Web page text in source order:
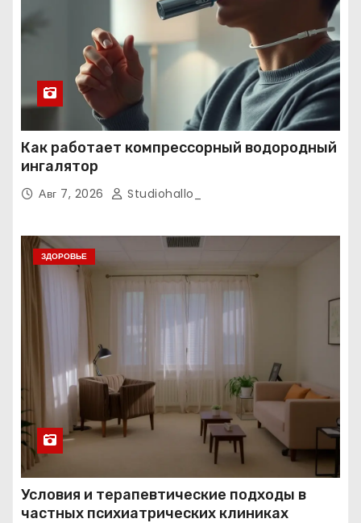
Как работает компрессорный водородный
ингалятор
Авг 7, 2026 Studiohallo_
ЗДОРОВЬЕ
Условия и терапевтические подходы в
частных психиатрических клиниках